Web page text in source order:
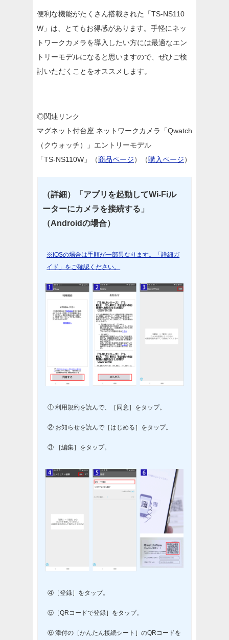
便利な機能がたくさん搭載された「TS-NS110
W」は、とてもお得感があります。手軽にネッ
トワークカメラを導入したい方には最適なエン
トリーモデルになると思いますので、ぜひご検
討いただくことをオススメします。
◎関連リンク
マグネット付台座 ネットワークカメラ「Qwatch
（クウォッチ）」エントリーモデル
「TS-NS110W」（商品ページ）（購入ページ）
（詳細）「アプリを起動してWi-Fiル
ーターにカメラを接続する」
（Androidの場合）
※iOSの場合は手順が一部異なります。「詳細ガ
イド」をご確認ください。
① 利用規約を読んで、［同意］をタップ。
② お知らせを読んで［はじめる］をタップ。
③ ［編集］をタップ。
④［登録］をタップ。
⑤［QRコードで登録］をタップ。
⑥ 添付の［かんたん接続シート］のQRコードを